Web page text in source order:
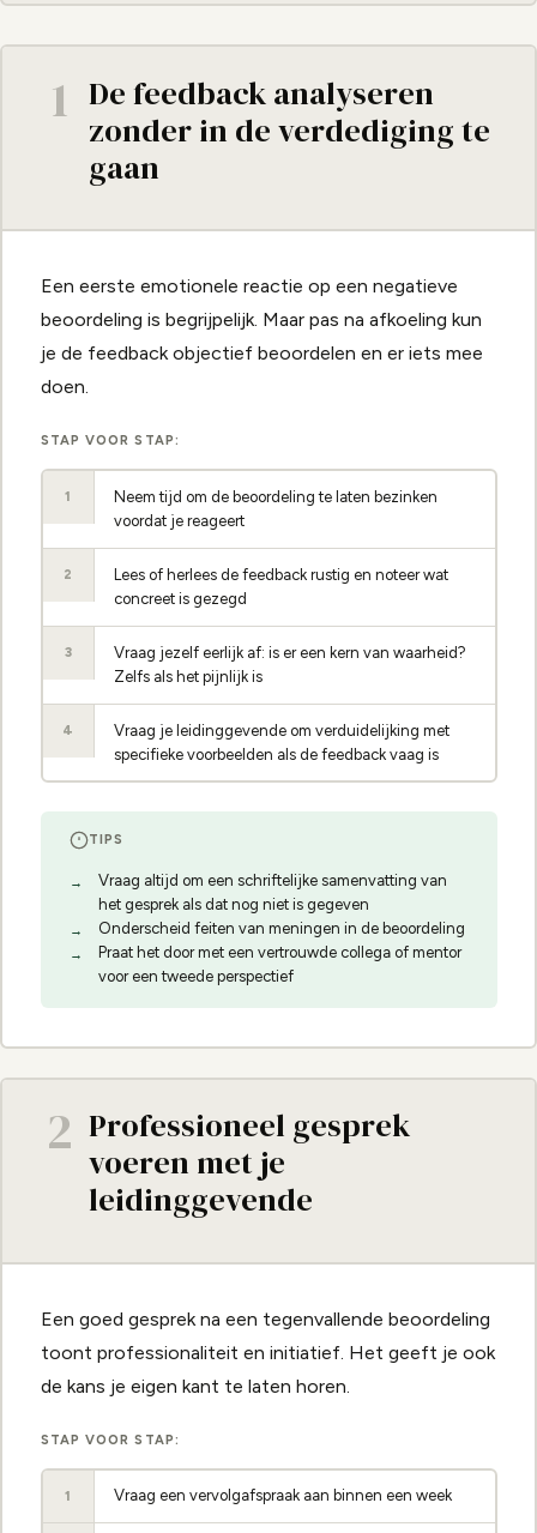
1 De feedback analyseren
zonder in de verdediging te
gaan
Een eerste emotionele reactie op een negatieve
beoordeling is begrijpelijk. Maar pas na afkoeling kun
je de feedback objectief beoordelen en er iets mee
doen.
STAP VOOR STAP:
1
Neem tijd om de beoordeling te laten bezinken
voordat je reageert
2
Lees of herlees de feedback rustig en noteer wat
concreet is gezegd
3
Vraag jezelf eerlijk af: is er een kern van waarheid?
Zelfs als het pijnlijk is
4
Vraag je leidinggevende om verduidelijking met
specifieke voorbeelden als de feedback vaag is
TIPS
Vraag altijd om een schriftelijke samenvatting van
het gesprek als dat nog niet is gegeven
Onderscheid feiten van meningen in de beoordeling
Praat het door met een vertrouwde collega of mentor
voor een tweede perspectief
2 Professioneel gesprek
voeren met je
leidinggevende
Een goed gesprek na een tegenvallende beoordeling
toont professionaliteit en initiatief. Het geeft je ook
de kans je eigen kant te laten horen.
STAP VOOR STAP:
1 Vraag een vervolgafspraak aan binnen een week